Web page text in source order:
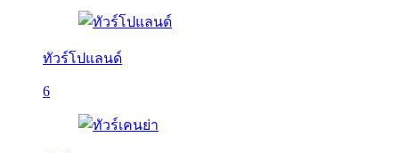
ทัวร์โปแลนด์
6